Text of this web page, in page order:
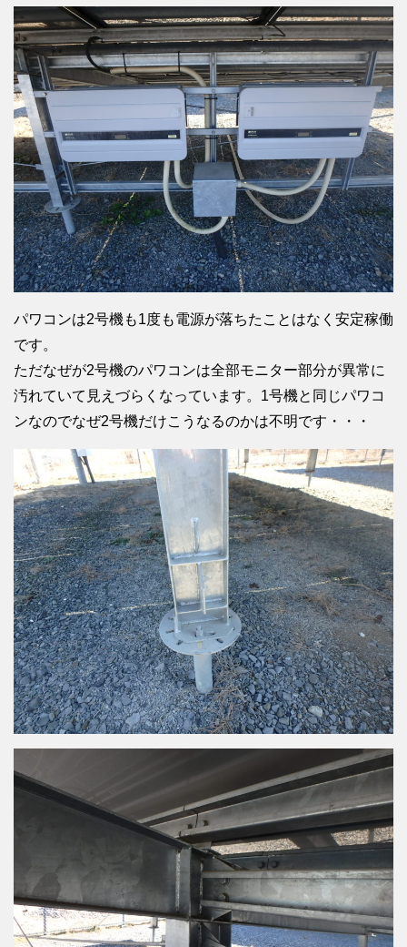
パワコンは2号機も1度も電源が落ちたことはなく安定稼働
です。
ただなぜが2号機のパワコンは全部モニター部分が異常に
汚れていて見えづらくなっています。1号機と同じパワコ
ンなのでなぜ2号機だけこうなるのかは不明です・・・